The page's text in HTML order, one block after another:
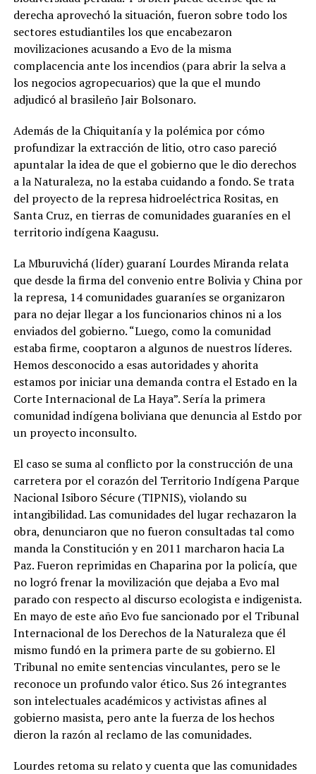
derecha aprovechó la situación, fueron sobre todo los
sectores estudiantiles los que encabezaron
movilizaciones acusando a Evo de la misma
complacencia ante los incendios (para abrir la selva a
los negocios agropecuarios) que la que el mundo
adjudicó al brasileño Jair Bolsonaro.
Además de la Chiquitanía y la polémica por cómo
profundizar la extracción de litio, otro caso pareció
apuntalar la idea de que el gobierno que le dio derechos
a la Naturaleza, no la estaba cuidando a fondo. Se trata
del proyecto de la represa hidroeléctrica Rositas, en
Santa Cruz, en tierras de comunidades guaraníes en el
territorio indígena Kaagusu.
La Mburuvichá (líder) guaraní Lourdes Miranda relata
que desde la firma del convenio entre Bolivia y China por
la represa, 14 comunidades guaraníes se organizaron
para no dejar llegar a los funcionarios chinos ni a los
enviados del gobierno. “Luego, como la comunidad
estaba firme, cooptaron a algunos de nuestros líderes.
Hemos desconocido a esas autoridades y ahorita
estamos por iniciar una demanda contra el Estado en la
Corte Internacional de La Haya”. Sería la primera
comunidad indígena boliviana que denuncia al Estdo por
un proyecto inconsulto.
El caso se suma al conflicto por la construcción de una
carretera por el corazón del Territorio Indígena Parque
Nacional Isiboro Sécure (TIPNIS), violando su
intangibilidad. Las comunidades del lugar rechazaron la
obra, denunciaron que no fueron consultadas tal como
manda la Constitución y en 2011 marcharon hacia La
Paz. Fueron reprimidas en Chaparina por la policía, que
no logró frenar la movilización que dejaba a Evo mal
parado con respecto al discurso ecologista e indigenista.
En mayo de este año Evo fue sancionado por el Tribunal
Internacional de los Derechos de la Naturaleza que él
mismo fundó en la primera parte de su gobierno. El
Tribunal no emite sentencias vinculantes, pero se le
reconoce un profundo valor ético. Sus 26 integrantes
son intelectuales académicos y activistas afines al
gobierno masista, pero ante la fuerza de los hechos
dieron la razón al reclamo de las comunidades.
Lourdes retoma su relato y cuenta que las comunidades